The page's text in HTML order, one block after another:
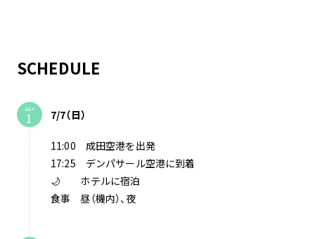
SCHEDULE
DAY 7/7（日）
11:00 成田空港を出発
17:25 デンパサール空港に到着
🌙 ホテルに宿泊
食事 昼（機内）、夜